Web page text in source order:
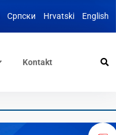
Српски Hrvatski English
Kontakt